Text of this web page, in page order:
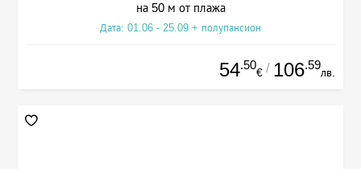
на 50 м от плажа
Дата: 01.06 - 25.09 + полупансион
54.50
€ / 106.59
лв.